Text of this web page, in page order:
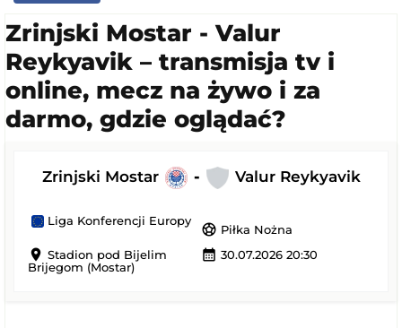
Zrinjski Mostar - Valur
Reykyavik – transmisja tv i
online, mecz na żywo i za
darmo, gdzie oglądać?
Zrinjski Mostar - Valur Reykyavik
Liga Konferencji Europy
sports_soccer Piłka Nożna
location_on Stadion pod Bijelim
Brijegom (Mostar)
calendar_month 30.07.2026 20:30